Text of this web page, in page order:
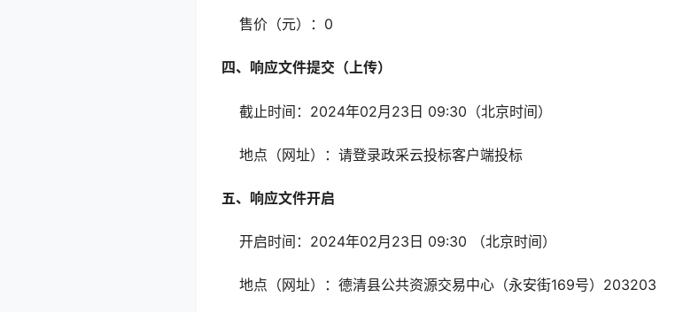
售价（元）：0
四、响应文件提交（上传）
截止时间：2024年02月23日 09:30（北京时间）
地点（网址）：请登录政采云投标客户端投标
五、响应文件开启
开启时间：2024年02月23日 09:30 （北京时间）
地点（网址）：德清县公共资源交易中心（永安街169号）203203